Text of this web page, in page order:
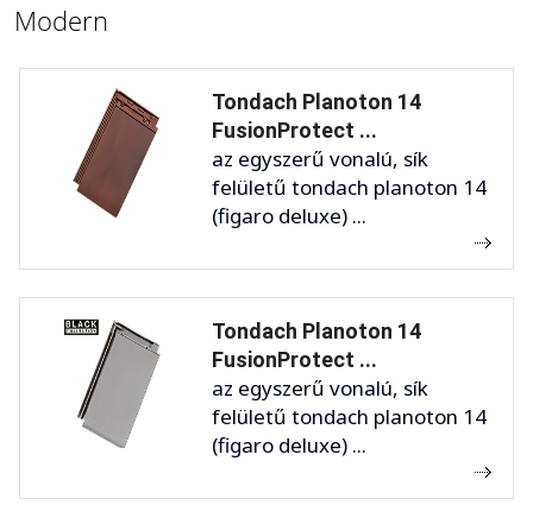
Modern
Tondach Planoton 14
FusionProtect ...
az egyszerű vonalú, sík
felületű tondach planoton 14
(figaro deluxe) ...
Tondach Planoton 14
FusionProtect ...
az egyszerű vonalú, sík
felületű tondach planoton 14
(figaro deluxe) ...